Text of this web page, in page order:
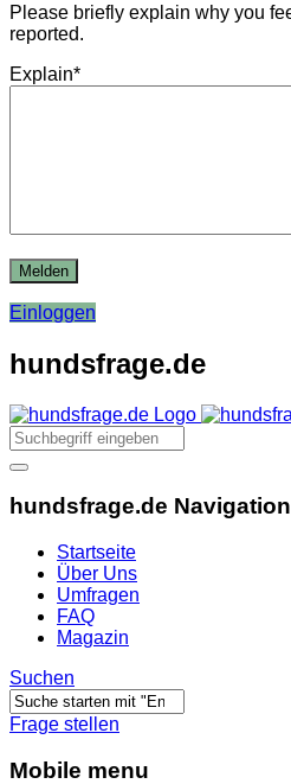
Please briefly explain why you
reported.
Explain*
Einloggen
hundsfrage.de
hundsfrage.de Navigation
Startseite
Über Uns
Umfragen
FAQ
Magazin
Suchen
Frage stellen
Mobile menu